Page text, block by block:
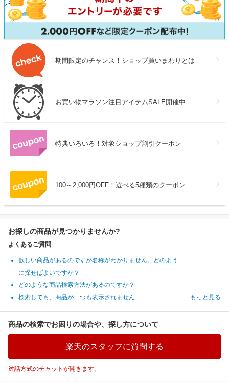
期間限定のチャンス！ショップ買いまわりとは
お買い物マラソン注目アイテムSALE開催中
特典いろいろ！対象ショップ割引クーポン
100～2,000円OFF！選べる5種類のクーポン
お探しの商品が見つかりませんか?
よくあるご質問
欲しい商品があるのですが名称がわかりません。どのよう
に探せばよいですか？
どのような商品検索方法があるのですか？
検索しても、商品が一つも表示されません
もっと見る
商品の検索でお困りの場合や、探し方について
楽天のスタッフに質問する
対話方式のチャットが開きます。